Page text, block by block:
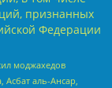
признанных
Федерации
моджахедов
Асбат аль-Ансар,